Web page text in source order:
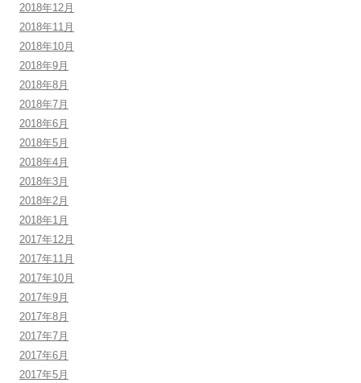
2018年12月
2018年11月
2018年10月
2018年9月
2018年8月
2018年7月
2018年6月
2018年5月
2018年4月
2018年3月
2018年2月
2018年1月
2017年12月
2017年11月
2017年10月
2017年9月
2017年8月
2017年7月
2017年6月
2017年5月